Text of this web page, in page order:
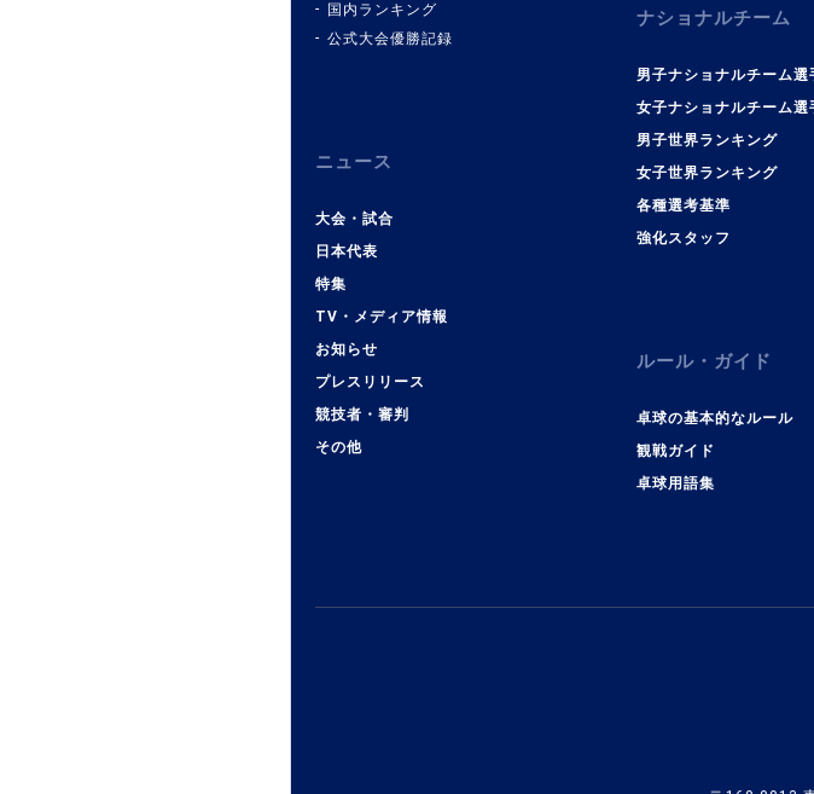
国内ランキング
公式大会優勝記録
ニュース
大会・試合
日本代表
特集
TV・メディア情報
お知らせ
プレスリリース
競技者・審判
その他
ナショナルチーム
男子ナショナルチーム選
女子ナショナルチーム選
男子世界ランキング
女子世界ランキング
各種選考基準
強化スタッフ
ルール・ガイド
卓球の基本的なルール
観戦ガイド
卓球用語集